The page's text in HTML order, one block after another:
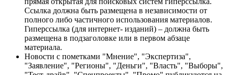
Ссылка должна быть размещена в независимости от
полного либо частичного использования материалов.
Гиперссылка (для интернет- изданий) – должна быть
размещена в подзаголовке или в первом абзаце
материала.
Новости с пометками "Мнение", "Экспертиза",
"Заявление", "Регионы", "Деньги", "Власть", "Выборы",